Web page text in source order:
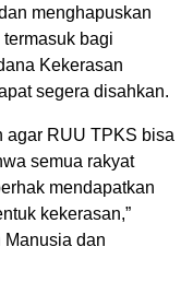
menghapuskan
bagi
Kekerasan
segera disahkan.
agar RUU TPKS bisa
semua rakyat
mendapatkan
kekerasan,”
Manusia dan